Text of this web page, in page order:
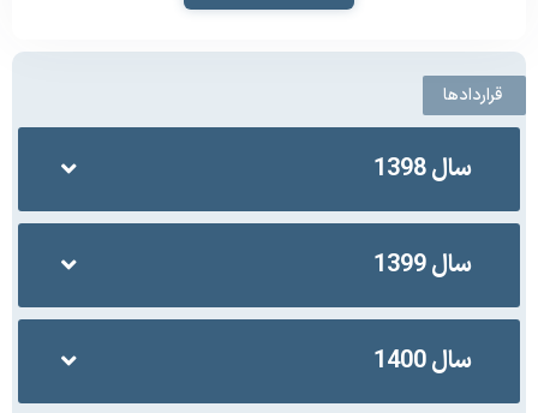
قراردادها
سال 1398
سال 1399
سال 1400